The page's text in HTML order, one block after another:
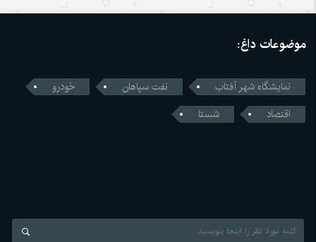
۱۴۰۵/۵/۱۶
رونمایی چین از نخستین استاندارد اجباری ایمنی خودروهای
۱۴۰۵/۵/۱۶
موضوعات داغ:
نمایشگاه شهر آفتاب نفت سپاهان
خودرو
اقتصاد
شستا